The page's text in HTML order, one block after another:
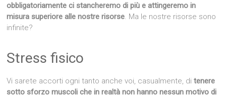
obbligatoriamente ci stancheremo di più e attingeremo in
misura superiore alle nostre risorse. Ma le nostre risorse sono
infinite?
Stress fisico
Vi sarete accorti ogni tanto anche voi, casualmente, ditenere
sotto sforzo muscoli che in realtà non hanno nessun motivo di